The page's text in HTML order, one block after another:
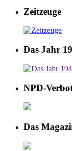
Zeitzeuge
Das Jahr
NPD-
Das